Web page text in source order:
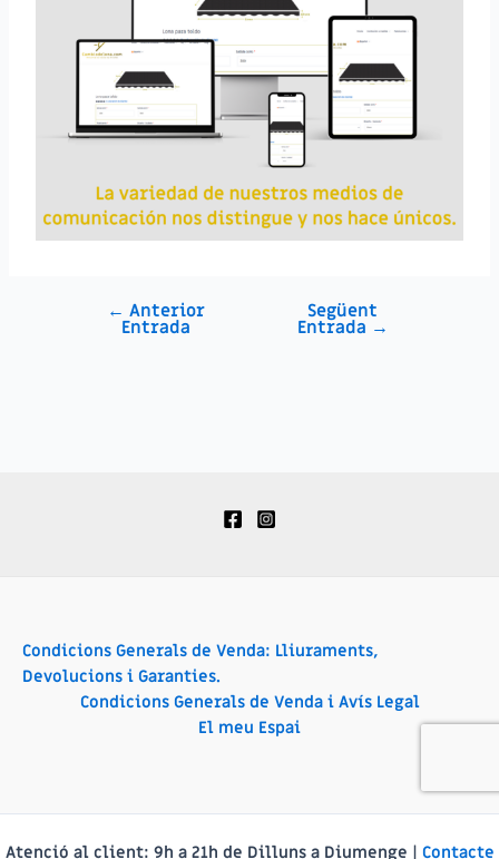
← Anterior
Entrada
Següent
Entrada →
Condicions Generals de Venda: Lliuraments,
Devolucions i Garanties.
Condicions Generals de Venda i Avís Legal
El meu Espai
Atenció al client: 9h a 21h de Dilluns a Diumenge | Contacte